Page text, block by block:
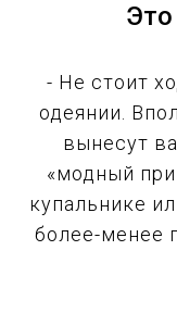
Это
- Не стоит
одеянии.
вынесут
«модный
купальнике
более-менее